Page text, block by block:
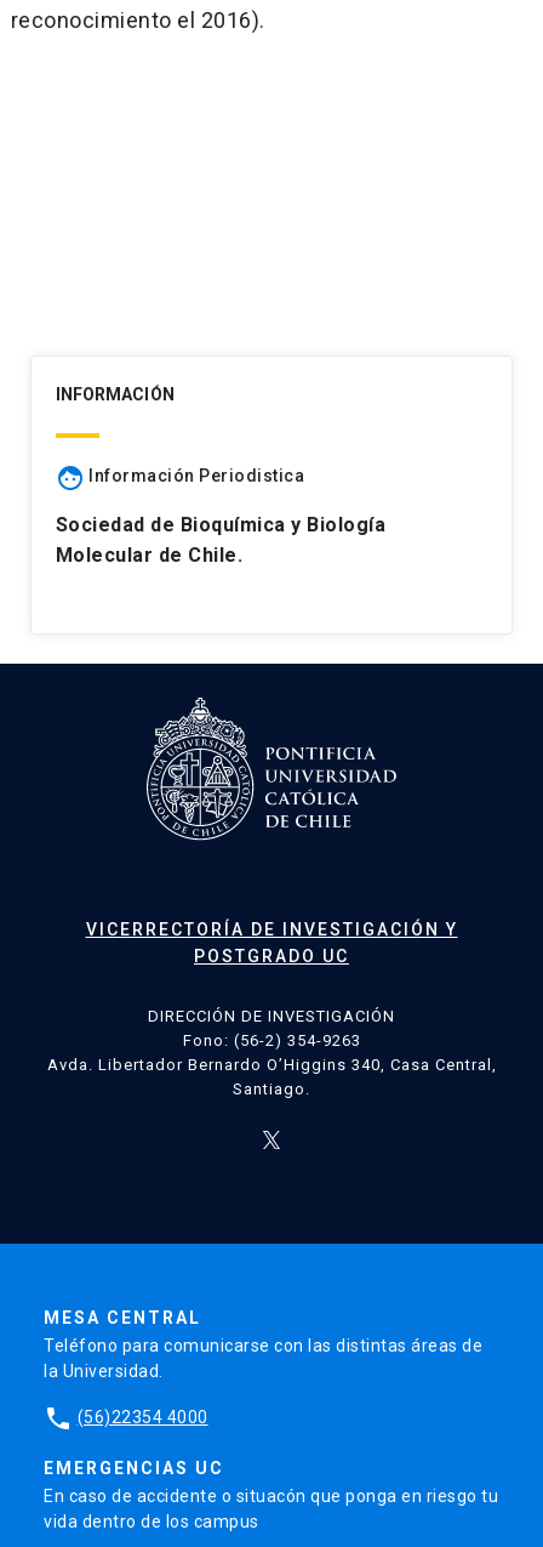
reconocimiento el 2016).
INFORMACIÓN
face Información Periodistica
Sociedad de Bioquímica y Biología
Molecular de Chile.
VICERRECTORÍA DE INVESTIGACIÓN Y
POSTGRADO UC
DIRECCIÓN DE INVESTIGACIÓN
Fono: (56-2) 354-9263
Avda. Libertador Bernardo O’Higgins 340, Casa Central,
Santiago.
MESA CENTRAL
Teléfono para comunicarse con las distintas áreas de
la Universidad.
phone (56)22354 4000
EMERGENCIAS UC
En caso de accidente o situacón que ponga en riesgo tu
vida dentro de los campus